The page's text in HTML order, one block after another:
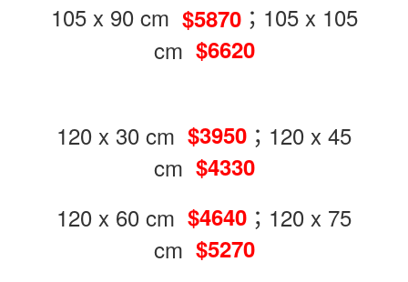
105 x 90 cm $5870；105 x 105
cm $6620
120 x 30 cm $3950 ；120 x 45
cm $4330
120 x 60 cm $4640 ；120 x 75
cm $5270